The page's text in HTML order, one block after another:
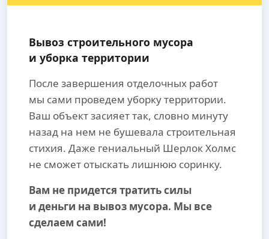
Вывоз строительного мусора
и уборка территории
После завершения отделочных работ
мы сами проведем уборку территории.
Ваш объект засияет так, словно минуту
назад на нем не бушевала строительная
стихия. Даже гениальный Шерлок Холмс
не сможет отыскать лишнюю соринку.
Вам не придется тратить силы
и деньги на вывоз мусора. Мы все
сделаем сами!